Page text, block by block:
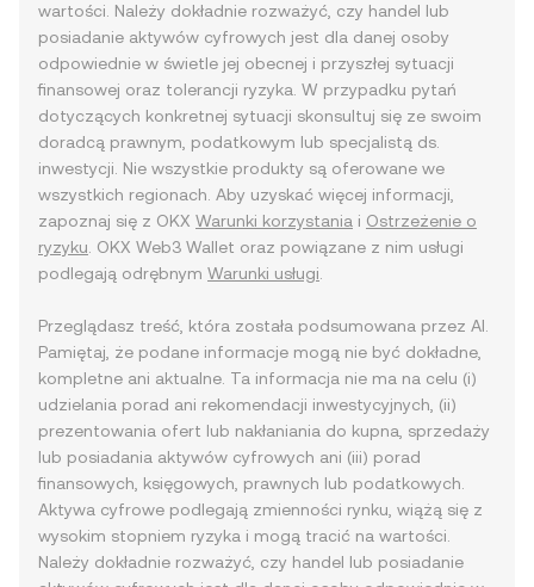
wartości. Należy dokładnie rozważyć, czy handel lub
posiadanie aktywów cyfrowych jest dla danej osoby
odpowiednie w świetle jej obecnej i przyszłej sytuacji
finansowej oraz tolerancji ryzyka. W przypadku pytań
dotyczących konkretnej sytuacji skonsultuj się ze swoim
doradcą prawnym, podatkowym lub specjalistą ds.
inwestycji. Nie wszystkie produkty są oferowane we
wszystkich regionach. Aby uzyskać więcej informacji,
zapoznaj się z OKX Warunki korzystania i Ostrzeżenie o
ryzyku . OKX Web3 Wallet oraz powiązane z nim usługi
podlegają odrębnym Warunki usługi
Przeglądasz treść, która została podsumowana przez AI.
Pamiętaj, że podane informacje mogą nie być dokładne,
kompletne ani aktualne. Ta informacja nie ma na celu (i)
udzielania porad ani rekomendacji inwestycyjnych, (ii)
prezentowania ofert lub nakłaniania do kupna, sprzedaży
lub posiadania aktywów cyfrowych ani (iii) porad
finansowych, księgowych, prawnych lub podatkowych.
Aktywa cyfrowe podlegają zmienności rynku, wiążą się z
wysokim stopniem ryzyka i mogą tracić na wartości.
Należy dokładnie rozważyć, czy handel lub posiadanie